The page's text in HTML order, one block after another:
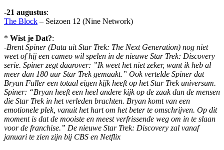
-21 augustus:
The Block – Seizoen 12 (Nine Network)
* Wist je Dat?:
-Brent Spiner (Data uit Star Trek: The Next Generation) nog niet
weet of hij een cameo wil spelen in de nieuwe Star Trek: Discovery
serie. Spiner zegt daarover: ”Ik weet het niet zeker, want ik heb al
meer dan 180 uur Star Trek gemaakt.” Ook vertelde Spiner dat
Bryan Fuller een totaal eigen kijk heeft op het Star Trek universum.
Spiner: “Bryan heeft een heel andere kijk op de zaak dan de mensen
die Star Trek in het verleden brachten. Bryan komt van een
emotionele plek, vanuit het hart om het beter te omschrijven. Op dit
moment is dat de mooiste en meest verfrissende weg om in te slaan
voor de franchise.” De nieuwe Star Trek: Discovery zal vanaf
januari te zien zijn bij CBS en Netflix